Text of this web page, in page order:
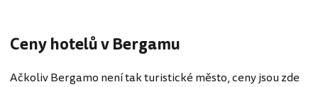
Ceny hotelů v Bergamu
Ačkoliv Bergamo není tak turistické město, ceny jsou zde